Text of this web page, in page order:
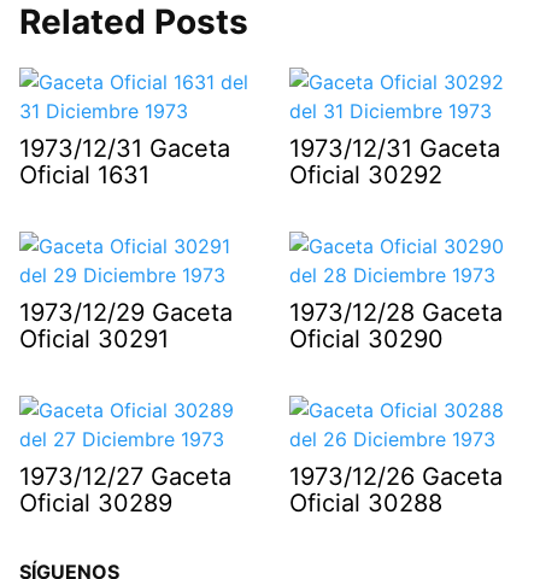
Related Posts
1973/12/31 Gaceta
Oficial 1631
1973/12/31 Gaceta
Oficial 30292
1973/12/29 Gaceta
Oficial 30291
1973/12/28 Gaceta
Oficial 30290
1973/12/27 Gaceta
Oficial 30289
1973/12/26 Gaceta
Oficial 30288
SÍGUENOS